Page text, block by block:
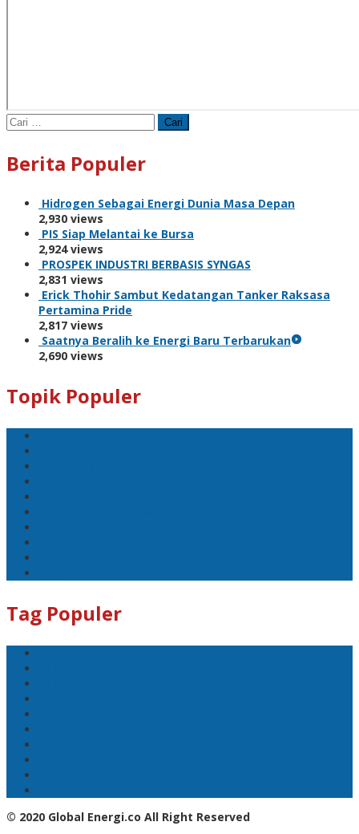
Cari
untuk:
Berita Populer
Hidrogen Sebagai Energi Dunia Masa Depan
2,930 views
PIS Siap Melantai ke Bursa
2,924 views
PROSPEK INDUSTRI BERBASIS SYNGAS
2,831 views
Erick Thohir Sambut Kedatangan Tanker Raksasa
Pertamina Pride
2,817 views
Saatnya Beralih ke Energi Baru Terbarukan
2,690 views
Topik Populer
Tag Populer
© 2020 Global Energi.co All Right Reserved